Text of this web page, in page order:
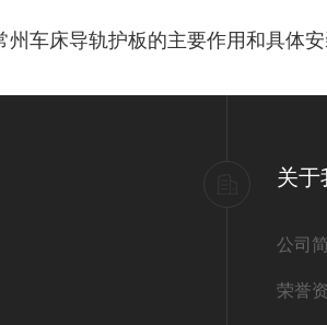
州车床导轨护板的主要作用和具体
关于
公司
荣誉